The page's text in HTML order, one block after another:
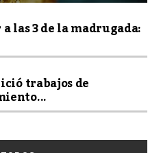
las 3 de la madrugada:
trabajos de